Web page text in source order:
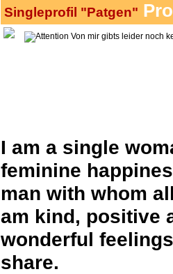
Singleprofil "Patgen"
Von mir gibts leider noch
I am a single
feminine
man with whom
am kind, positive
wonderful
share.